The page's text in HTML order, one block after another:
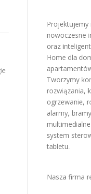
Projektujemy
nowoczesne
oraz
Home dla
Tworzymy
rozwiązania,
ogrzewanie,
alarmy,
system
tabletu.
Nasza firma